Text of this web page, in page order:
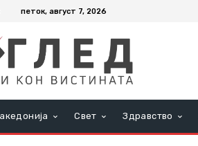
петок, август 7, 2026
Свет Здравство